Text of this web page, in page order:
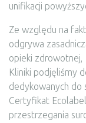
unifikacji
Ze względu na
odgrywa
opieki
Kliniki podjęliśmy
dedykowanych do
Certyfikat
przestrzegania